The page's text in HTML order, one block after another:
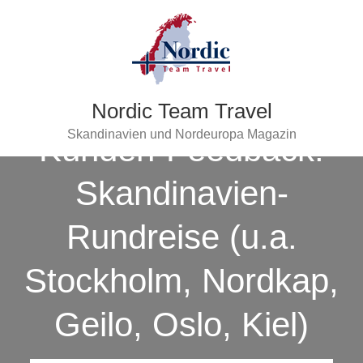
Nordic Team Travel
Skandinavien und Nordeuropa Magazin
Kunden-Feedback:
Skandinavien-
Rundreise (u.a.
Stockholm, Nordkap,
Geilo, Oslo, Kiel)